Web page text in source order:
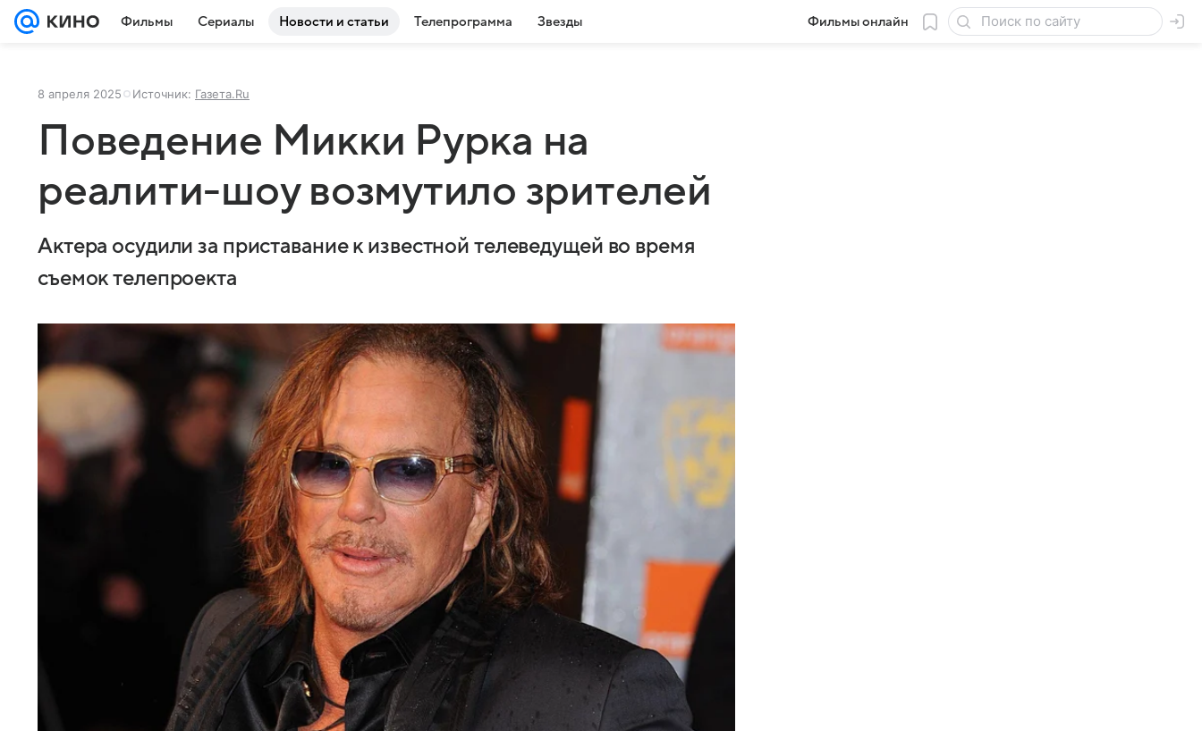
Фильмы Сериалы Новости и статьи Телепрограмма Звезды Фильмы онлайн
8 апреля 2025 Источник: Газета.Ru
Поведение Микки Рурка на
реалити-шоу возмутило зрителей
Актера осудили за приставание к известной телеведущей во время
съемок телепроекта